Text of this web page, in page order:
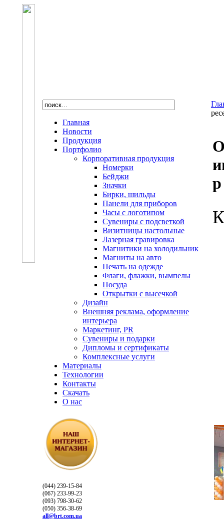
Главная
Новости
Продукция
Портфолио
Корпоративная продукция
Номерки
Бейджи
Значки
Бирки, шильды
Панели для приборов
Часы с логотипом
Сувениры с подсветкой
Визитницы настольные
Лазерная гравировка
Магнитики на холодильник
Магниты на авто
Печать на одежде
Флаги, флажки, вымпелы
Посуда
Открытки с высечкой
Дизайн
Внешняя реклама, оформление
интерьера
Маркетинг, PR
Сувениры и подарки
Дипломы и сертификаты
Комплексные услуги
Материалы
Технологии
Контакты
Скачать
О нас
(044) 239-15-84
(067) 233-99-23
(093) 798-30-62
(050) 356-38-69
all@brt.com.ua
р